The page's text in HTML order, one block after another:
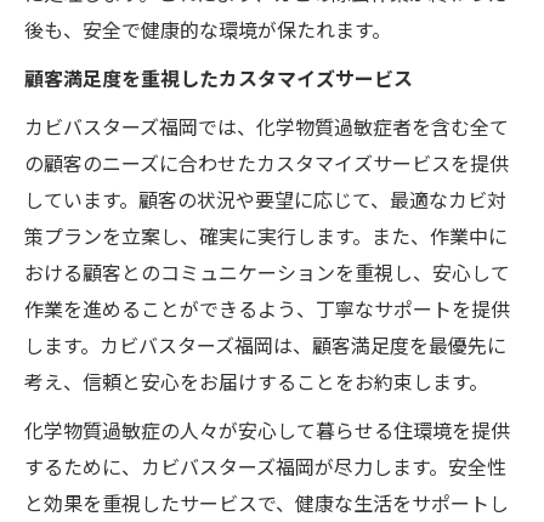
後も、安全で健康的な環境が保たれます。
顧客満足度を重視したカスタマイズサービス
カビバスターズ福岡では、化学物質過敏症者を含む全て
の顧客のニーズに合わせたカスタマイズサービスを提供
しています。顧客の状況や要望に応じて、最適なカビ対
策プランを立案し、確実に実行します。また、作業中に
おける顧客とのコミュニケーションを重視し、安心して
作業を進めることができるよう、丁寧なサポートを提供
します。カビバスターズ福岡は、顧客満足度を最優先に
考え、信頼と安心をお届けすることをお約束します。
化学物質過敏症の人々が安心して暮らせる住環境を提供
するために、カビバスターズ福岡が尽力します。安全性
と効果を重視したサービスで、健康な生活をサポートし